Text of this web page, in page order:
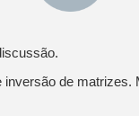
de